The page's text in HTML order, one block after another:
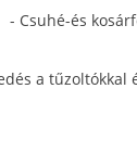
- Csuhé-és
a tűzoltókkal